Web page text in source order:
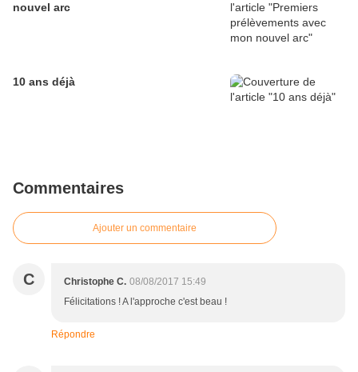
nouvel arc
10 ans déjà
Commentaires
Ajouter un commentaire
C Christophe C. 08/08/2017 15:49
Félicitations ! A l'approche c'est beau !
Répondre